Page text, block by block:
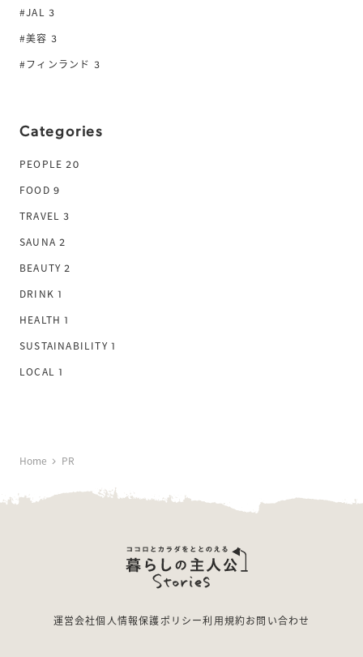
#JAL 3
#美容 3
#フィンランド 3
Categories
PEOPLE20
FOOD 9
TRAVEL3
SAUNA2
BEAUTY2
DRINK1
HEALTH1
SUSTAINABILITY 1
LOCAL1
Home PR
運営会社個人情報保護ポリシー利用規約お問い合わせ